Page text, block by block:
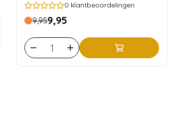
0 klantbeoordelingen
9,959,95